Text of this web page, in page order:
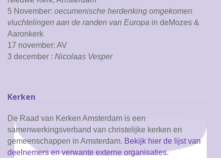
5 November: oecumenische herdenking omgekomen
vluchtelingen aan de randen van Europa in deMozes &
Aaronkerk
17 november: AV
3 december : Nicolaas Vesper
Kerken
De Raad van Kerken Amsterdam is een
samenwerkingsverband van christelijke kerken en
gemeenschappen in Amsterdam. Bekijk hier de lijst van
deelnemers en verwante externe organisaties.